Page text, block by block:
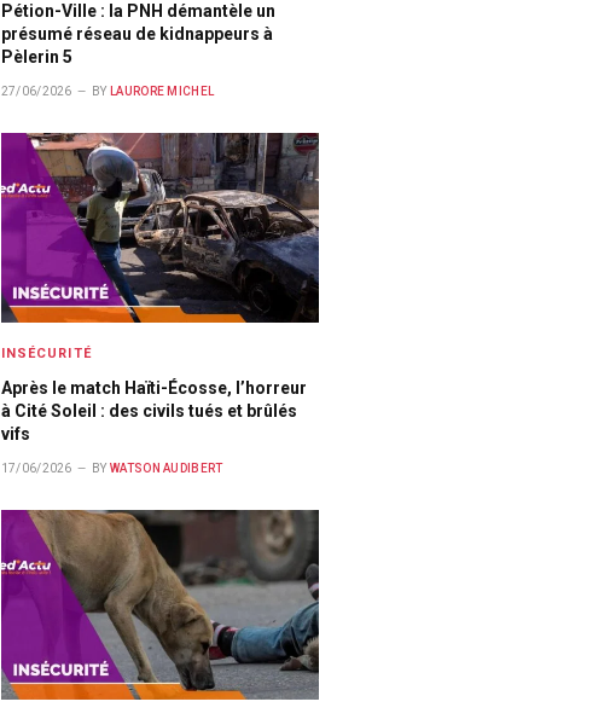
Pétion-Ville : la PNH démantèle un
présumé réseau de kidnappeurs à
Pèlerin 5
27/06/2026 BY LAURORE MICHEL
INSÉCURITÉ
Après le match Haïti-Écosse, l’horreur
à Cité Soleil : des civils tués et brûlés
vifs
17/06/2026 BY WATSON AUDIBERT